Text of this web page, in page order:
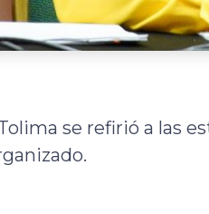
se refirió a las